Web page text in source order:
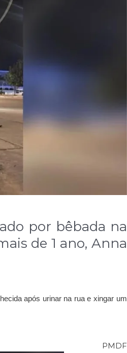
por bêbada na
de 1 ano, Anna
após urinar na rua e xingar um